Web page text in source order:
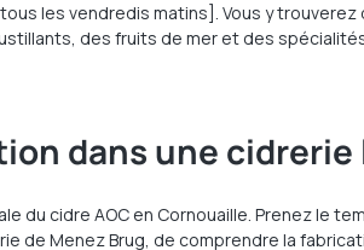
les vendredis matins]. Vous y
des fruits de mer et des
dans une cidrerie
du cidre AOC en Cornouaille. Prenez le
de Menez Brug, de comprendre la